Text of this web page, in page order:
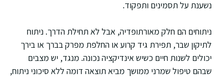
נשענת על תסמינים ותפקוד.
ניתוחים הם חלק מאורתופדיה, אבל לא תחילת הדרך. ניתוח
לתיקון שבר, תפירת גיד קרוע או החלפת מפרק בברך או בירך
יכולים לשנות חיים כשיש אינדיקציה נכונה. מנגד, יש מצבים
שבהם טיפול שמרני ממושך מביא תוצאה דומה ללא סיכוני ניתוח,